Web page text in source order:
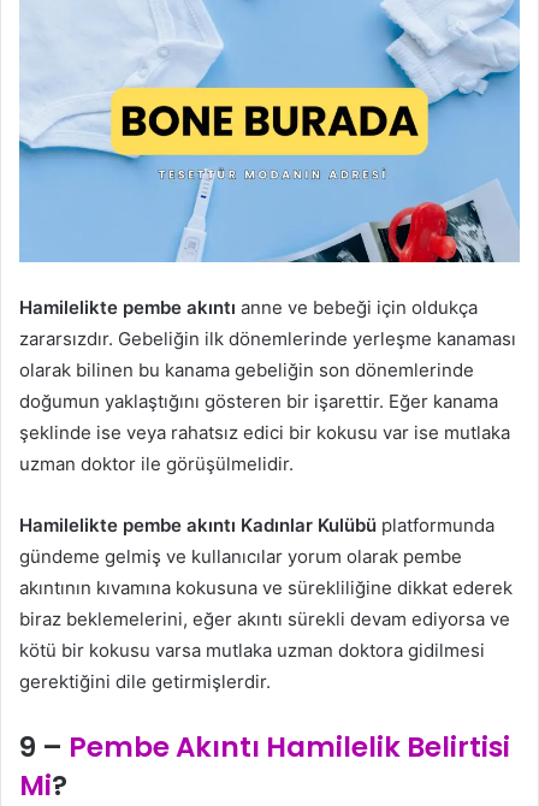
Hamilelikte pembe akıntı anne ve bebeği için oldukça
zararsızdır. Gebeliğin ilk dönemlerinde yerleşme kanaması
olarak bilinen bu kanama gebeliğin son dönemlerinde
doğumun yaklaştığını gösteren bir işarettir. Eğer kanama
şeklinde ise veya rahatsız edici bir kokusu var ise mutlaka
uzman doktor ile görüşülmelidir.
Hamilelikte pembe akıntı Kadınlar Kulübü platformunda
gündeme gelmiş ve kullanıcılar yorum olarak pembe
akıntının kıvamına kokusuna ve sürekliliğine dikkat ederek
biraz beklemelerini, eğer akıntı sürekli devam ediyorsa ve
kötü bir kokusu varsa mutlaka uzman doktora gidilmesi
gerektiğini dile getirmişlerdir.
9 – Pembe Akıntı Hamilelik Belirtisi
Mi?